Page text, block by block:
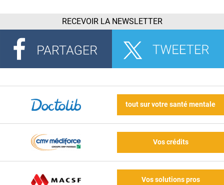
RECEVOIR LA NEWSLETTER
tout sur votre santé mentale
Vos crédits
Vos solutions pros